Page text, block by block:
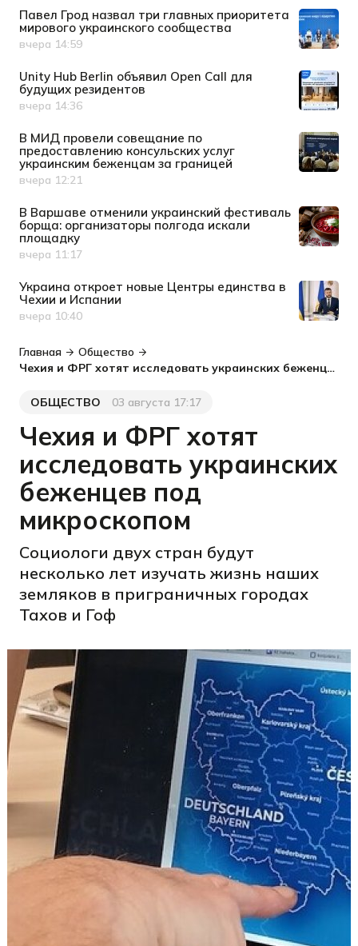
Павел Грод назвал три главных приоритета
мирового украинского сообщества
Дата публикации
вчера 14:59
Unity Hub Berlin объявил Open Call для
будущих резидентов
Дата публикации
вчера 14:36
В МИД провели совещание по
предоставлению консульских услуг
украинским беженцам за границей
Дата публикации
вчера 12:21
В Варшаве отменили украинский фестиваль
борща: организаторы полгода искали
площадку
Дата публикации
вчера 11:17
Украина откроет новые Центры единства в
Чехии и Испании
Дата публикации
вчера 10:40
Главная
Общество
Чехия и ФРГ хотят исследовать украинских беженцев под микроскопом
Категория
ОБЩЕСТВО
Дата публикации03 августа 17:17
Чехия и ФРГ хотят
исследовать украинских
беженцев под
микроскопом
Социологи двух стран будут
несколько лет изучать жизнь наших
земляков в приграничных городах
Тахов и Гоф